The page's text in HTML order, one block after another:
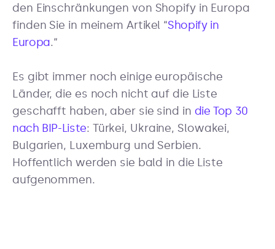
den Einschränkungen von Shopify in Europa
finden Sie in meinem Artikel “Shopify in
Europa.“
Es gibt immer noch einige europäische
Länder, die es noch nicht auf die Liste
geschafft haben, aber sie sind in die Top 30
nach BIP-Liste: Türkei, Ukraine, Slowakei,
Bulgarien, Luxemburg und Serbien.
Hoffentlich werden sie bald in die Liste
aufgenommen.